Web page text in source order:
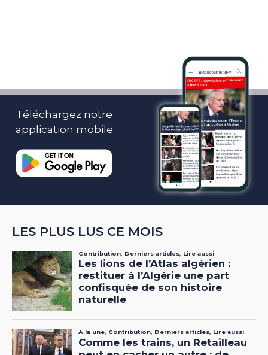
Téléchargez notre
application mobile
LES PLUS LUS CE MOIS